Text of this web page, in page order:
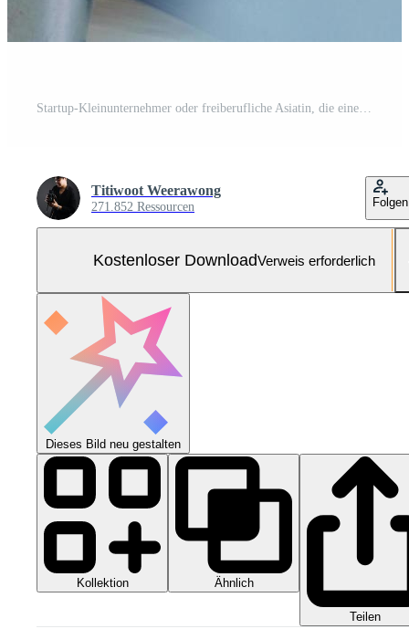
Startup-Kleinunternehmer oder freiberufliche Asiatin, die einen Laptop mit Box verwendet, junge Erfolgsasiatin mit erhobener Hand, Online-Marketing-Verpackungsbox und Lieferung, KMU-Konzept. Kostenloses Foto
Titiwoot Weerawong
271.852 Ressourcen Folgen
Kostenloser DownloadVerweis erforderlich
Dieses Bild neu gestalten
Kollektion Ähnlich
Teilen